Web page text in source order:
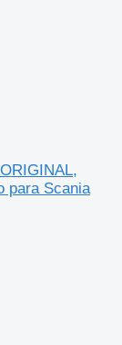
para Scania